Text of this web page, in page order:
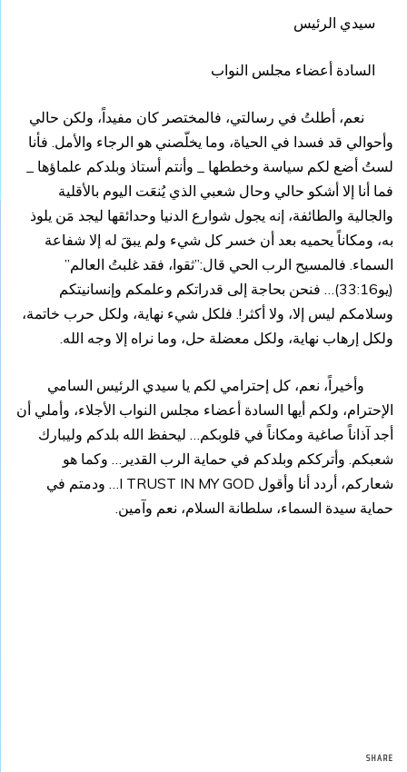
سيدي الرئيس
السادة أعضاء مجلس النواب
نعم، أطلتُ في رسالتي، فالمختصر كان مفيداً، ولكن حالي
وأحوالي قد فسدا في الحياة، وما يخلّصني هو الرجاء والأمل. فأنا
لستُ أضع لكم سياسة وخططها _ وأنتم أستاذ وبلدكم علماؤها _
فما أنا إلا أشكو حالي وحال شعبي الذي يُنعَت اليوم بالأقلية
والجالية والطائفة، إنه يجول شوارع الدنيا وحدائقها ليجد مَن يلوذ
به، ومكاناً يحميه بعد أن خسر كل شيء ولم يبقَ له إلا شفاعة
السماء. فالمسيح الرب الحي قال:”ثقوا، فقد غلبتُ العالم”
(يو33:16)… فنحن بحاجة إلى قدراتكم وعلمكم وإنسانيتكم
وسلامكم ليس إلا، ولا أكثر!. فلكل شيء نهاية، ولكل حرب خاتمة،
ولكل إرهاب نهاية، ولكل معضلة حل، وما نراه إلا وجه الله.
وأخيراً، نعم، كل إحترامي لكم يا سيدي الرئيس السامي
الإحترام، ولكم أيها السادة أعضاء مجلس النواب الأجلاء، وأملي أن
أجد آذاناً صاغية ومكاناً في قلوبكم… ليحفظ الله بلدكم وليبارك
شعبكم. وأترككم وبلدكم في حماية الرب القدير… وكما هو
شعاركم، أردد أنا وأقول I TRUST IN MY GOD… ودمتم في
حماية سيدة السماء، سلطانة السلام، نعم وآمين.
SHARE